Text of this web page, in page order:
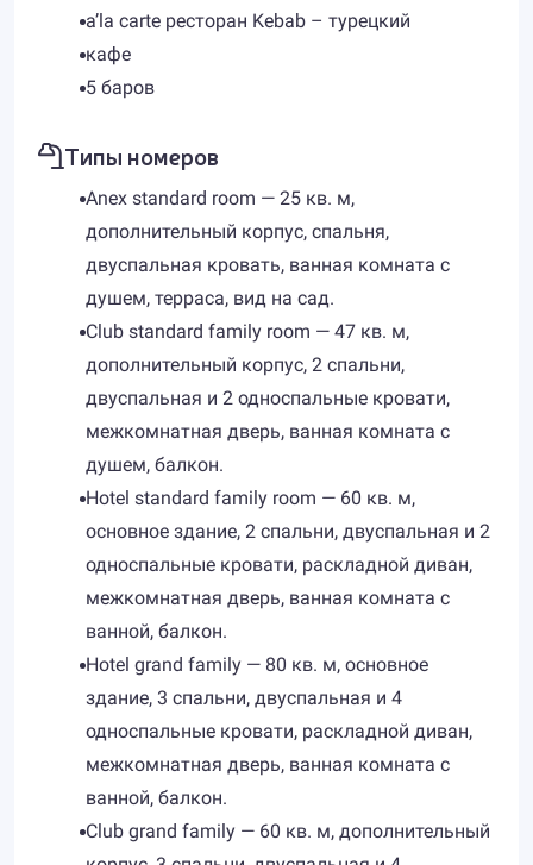
a’la carte ресторан Kebab – турецкий
кафе
5 баров
Типы номеров
Anex standard room — 25 кв. м,
дополнительный корпус, спальня,
двуспальная кровать, ванная комната с
душем, терраса, вид на сад.
Club standard family room — 47 кв. м,
дополнительный корпус, 2 спальни,
двуспальная и 2 односпальные кровати,
межкомнатная дверь, ванная комната с
душем, балкон.
Hotel standard family room — 60 кв. м,
основное здание, 2 спальни, двуспальная и 2
односпальные кровати, раскладной диван,
межкомнатная дверь, ванная комната с
ванной, балкон.
Hotel grand family — 80 кв. м, основное
здание, 3 спальни, двуспальная и 4
односпальные кровати, раскладной диван,
межкомнатная дверь, ванная комната с
ванной, балкон.
Club grand family — 60 кв. м, дополнительный